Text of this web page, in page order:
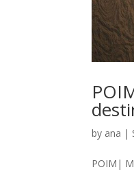
by ana |
POIM|